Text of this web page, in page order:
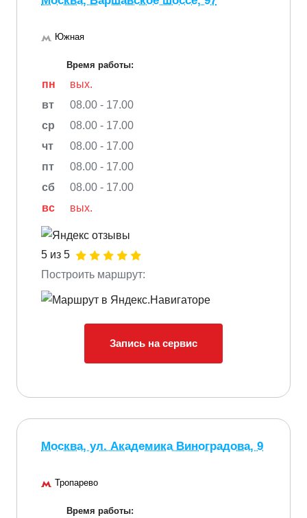
Южная
Время работы:
пн
вых.
вт
08.00 - 17.00
ср
08.00 - 17.00
чт
08.00 - 17.00
пт
08.00 - 17.00
сб
08.00 - 17.00
вс
вых.
5 из 5
Построить маршрут:
Запись на сервис
Москва, ул. Академика Виноградова, 9
Тропарево
Время работы: